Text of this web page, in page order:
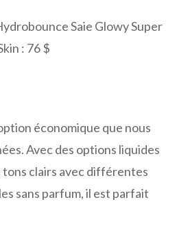
Saie Glowy Super
: 76 $
économique que nous
Avec des options liquides
tons clairs avec différentes
sans parfum, il est parfait